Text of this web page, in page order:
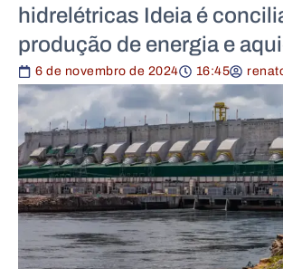
hidrelétricas Ideia é
produção de energia e
6 de novembro de 2024 16:45